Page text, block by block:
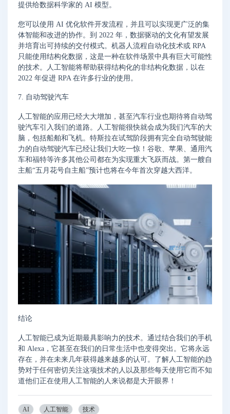
提供给数据科学家的 AI 模型。
您可以使用 AI 优化软件开发流程，并且可以实现更广泛的集
体智能和改进的协作。到 2022 年，数据驱动的文化有望发展
并培育出可持续的交付模式。机器人流程自动化技术或 RPA
只能使用结构化数据，这是一种在软件场景中具有巨大可能性
的技术。人工智能将帮助获得结构化的非结构化数据，以在
2022 年促进 RPA 在许多行业的使用。
7. 自动驾驶汽车
人工智能的应用已经大大增加，甚至汽车行业也期待将自动驾
驶汽车引入我们的道路。人工智能很快就会成为我们汽车的大
脑，包括船舶和飞机。特斯拉在试驾阶段拥有完全自动驾驶能
力的自动驾驶汽车已经让我们大吃一惊！谷歌、苹果、通用汽
车和福特等许多其他公司都在为实现重大飞跃而战。第一艘自
主船“五月花号自主船”预计也将在今年首次穿越大西洋。
结论
人工智能已成为近期最具影响力的技术。通过结合我们的手机
和 Alexa，它甚至在我们的日常生活中也变得突出。它将永远
存在，并在未来几年获得越来越多的认可。了解人工智能的趋
势对于任何密切关注这项技术的人以及那些每天使用它而不知
道他们正在使用人工智能的人来说都是大开眼界！
AI 人工智能 技术